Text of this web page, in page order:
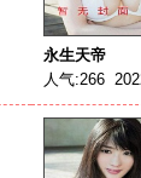
永生天帝
人气:266